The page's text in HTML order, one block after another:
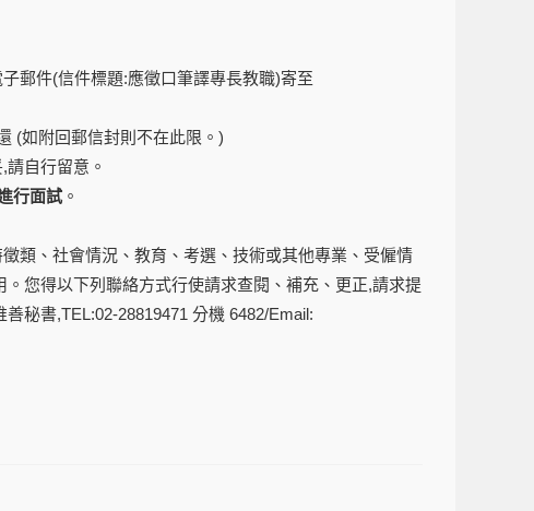
郵件(信件標題:應徵口筆譯專長教職)寄至
(如附回郵信封則不在此限。)
自行留意。
行面試 。
類、社會情況、教育、考選、技術或其他專業、受僱情
您得以下列聯絡方式行使請求查閱、補充、更正,請求提
秘書,TEL:02-28819471 分機 6482/Email: